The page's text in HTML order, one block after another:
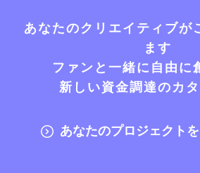
あなたのクリエイティブが
ます
ファンと一緒に自由に
新しい資金調達のカ
あなたのプロジェクト